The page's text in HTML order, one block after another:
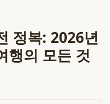
정복: 2026년
행의 모든 것